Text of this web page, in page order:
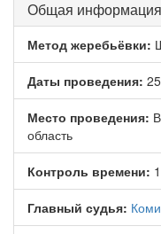
Общая информация
Метод жеребьёвки:
Даты проведения:
Место проведения:
область
Контроль времени:
Главный судья: